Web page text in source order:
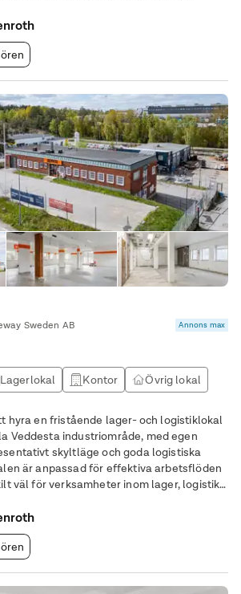
och håller ett gott skick, med
stödjer effektiva
Sweden AB Annons max
Lagerlokal Kontor Övrig lokal
hyra en fristående lager- och logistiklokal
Veddesta industriområde, med egen
skyltläge och goda logistiska
väl för verksamheter inom lager, logistik,
• 569 kvm i